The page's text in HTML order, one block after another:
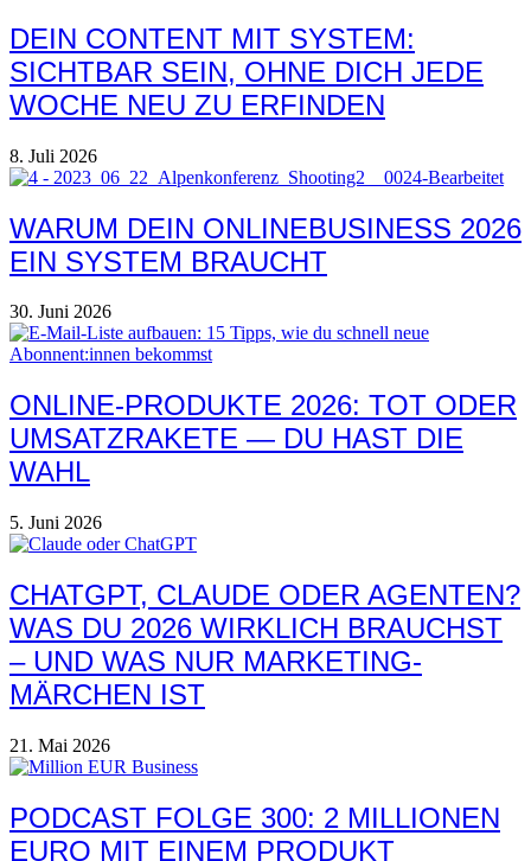
DEIN CONTENT MIT SYSTEM:
SICHTBAR SEIN, OHNE DICH JEDE
WOCHE NEU ZU ERFINDEN
8. Juli 2026
WARUM DEIN ONLINEBUSINESS 2026
EIN SYSTEM BRAUCHT
30. Juni 2026
ONLINE-PRODUKTE 2026: TOT ODER
UMSATZRAKETE — DU HAST DIE
WAHL
5. Juni 2026
CHATGPT, CLAUDE ODER AGENTEN?
WAS DU 2026 WIRKLICH BRAUCHST
– UND WAS NUR MARKETING-
MÄRCHEN IST
21. Mai 2026
PODCAST FOLGE 300: 2 MILLIONEN
EURO MIT EINEM PRODUKT